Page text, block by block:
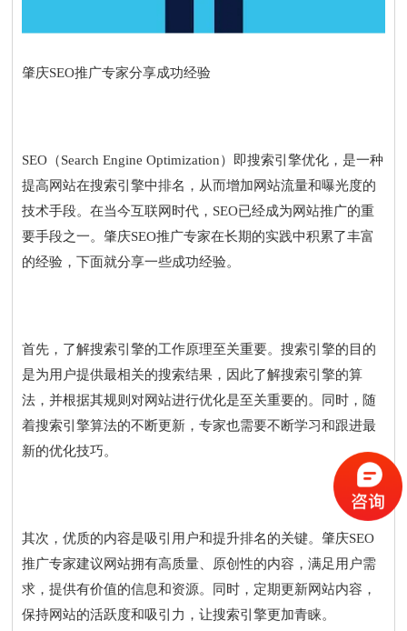
肇庆SEO推广专家分享成功经验
SEO（Search Engine Optimization）即搜索引擎优化，是一种
提高网站在搜索引擎中排名，从而增加网站流量和曝光度的
技术手段。在当今互联网时代，SEO已经成为网站推广的重
要手段之一。肇庆SEO推广专家在长期的实践中积累了丰富
的经验，下面就分享一些成功经验。
首先，了解搜索引擎的工作原理至关重要。搜索引擎的目的
是为用户提供最相关的搜索结果，因此了解搜索引擎的算
法，并根据其规则对网站进行优化是至关重要的。同时，随
着搜索引擎算法的不断更新，专家也需要不断学习和跟进最
新的优化技巧。
其次，优质的内容是吸引用户和提升排名的关键。肇庆SEO
推广专家建议网站拥有高质量、原创性的内容，满足用户需
求，提供有价值的信息和资源。同时，定期更新网站内容，
保持网站的活跃度和吸引力，让搜索引擎更加青睐。